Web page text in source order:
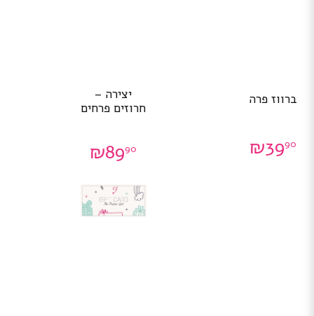
ברווז פרה
₪3990
יצירה –
חרוזים פרחים
₪8990